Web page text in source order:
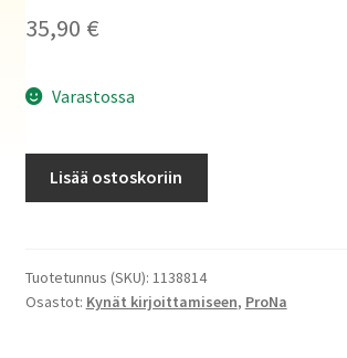
35,90 €
Varastossa
Lisää ostoskoriin
Tuotetunnus (SKU): 1138814
Osastot: Kynät kirjoittamiseen, ProNa